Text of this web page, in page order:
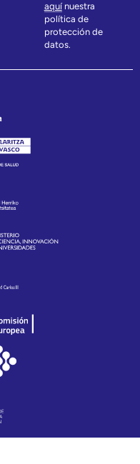
aquínuestra
política de
protección de
datos.